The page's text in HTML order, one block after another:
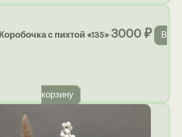
Коробочка с пихтой «135» 3000₽ В
корзину